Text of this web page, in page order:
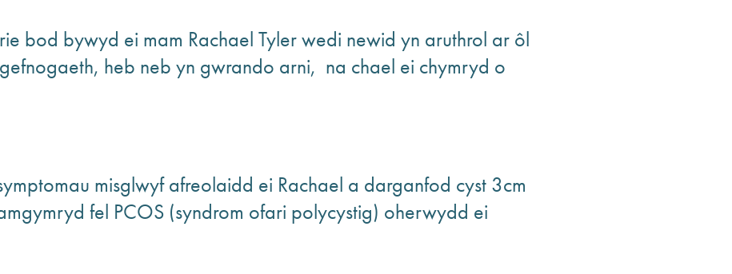
bod bywyd ei mam Rachael Tyler wedi newid yn aruthrol ar ôl
heb neb yn gwrando arni, na chael ei chymryd o
misglwyf afreolaidd ei Rachael a darganfod cyst 3cm
fel PCOS (syndrom ofari polycystig) oherwydd ei